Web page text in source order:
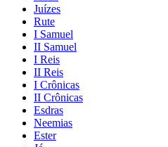
Juízes
Rute
I Samuel
II Samuel
I Reis
II Reis
I Crônicas
II Crônicas
Esdras
Neemias
Ester